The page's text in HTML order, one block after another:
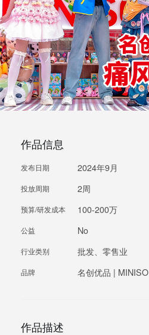
作品信息
发布日期 2024年9月
投放周期 2周
预算/研发成本 100-200万
公益 No
行业类别 批发、零售业
品牌 名创优品 | MINISO
作品描述